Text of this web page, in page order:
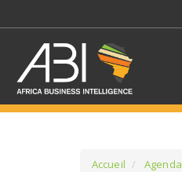
Accueil Agenda